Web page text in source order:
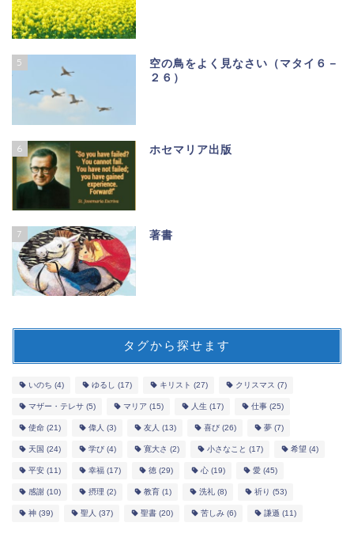
5
空の鳥をよく見なさい（マタイ６－
２６）
6 ホセマリア出版
7 著書
タグから探せます
いのち (4) ゆるし (17) キリスト (27) クリスマス (7)
マザー・テレサ (5) マリア (15) 人生 (17) 仕事 (25)
使命 (21) 偉人 (3) 友人 (13) 喜び (26) 夢 (7)
天国 (24) 学び (4) 寛大さ (2) 小さなこと (17) 希望 (4)
平安 (11) 幸福 (17) 徳 (29) 心 (19) 愛 (45)
感謝 (10) 摂理 (2) 教育 (1) 洗礼 (8) 祈り (53)
神 (39) 聖人 (37) 聖書 (20) 苦しみ (6) 謙遜 (11)